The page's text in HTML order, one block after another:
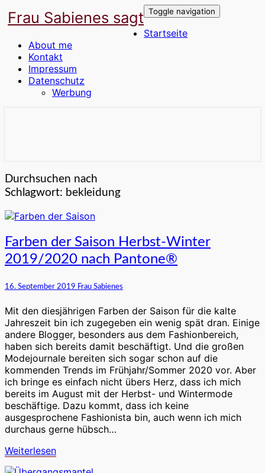
Toggle navigation
Frau Sabienes sagt
Startseite
About me
Kontakt
Impressum
Datenschutz
Werbung
Durchsuchen nach
Schlagwort: bekleidung
Farben
der
Saison
Winter
nach
Pantone®
Farben der Saison Herbst-Winter
2019/2020 nach Pantone®
16. September 2019 Frau Sabienes
Mit den diesjährigen Farben der Saison für die kalte
Jahreszeit bin ich zugegeben ein wenig spät dran. Einige
andere Blogger, besonders aus dem Fashionbereich,
haben sich bereits damit beschäftigt. Und die großen
Modejournale bereiten sich sogar schon auf die
kommenden Trends im Frühjahr/Sommer 2020 vor. Aber
ich bringe es einfach nicht übers Herz, dass ich mich
bereits im August mit der Herbst- und Wintermode
beschäftige. Dazu kommt, dass ich keine
ausgesprochene Fashionista bin, auch wenn ich mich
durchaus gerne hübsch…
WeiterlesenWeiterlesen